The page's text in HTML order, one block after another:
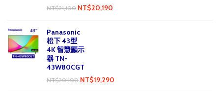
NT$21,100 NT$20,190
Panasonic
松下 43型
4K 智慧顯示
器 TN-
43W80CGT
NT$20,100 NT$19,290